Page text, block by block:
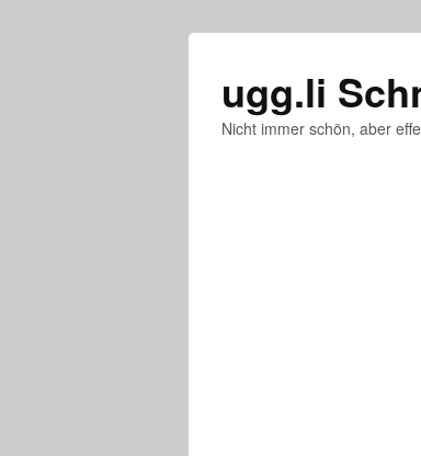
ugg.li
Nicht immer schön, aber